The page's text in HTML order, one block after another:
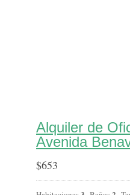
Alquiler de
Avenida
$653